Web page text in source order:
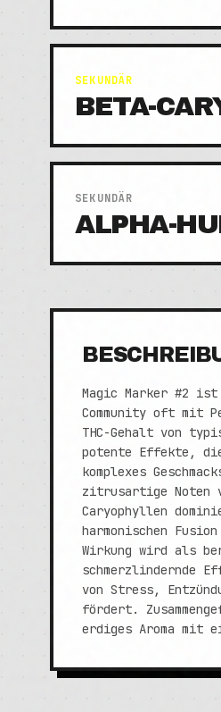
SEKUNDÄR
BETA-
SEKUNDÄR
ALPHA-
Magic Marker #2
Community oft mit
THC-Gehalt von
potente Effekte,
komplexes
zitrusartige Noten
Caryophyllen
harmonischen
Wirkung wird als
schmerzlindernde
von Stress,
fördert.
erdiges Aroma mit